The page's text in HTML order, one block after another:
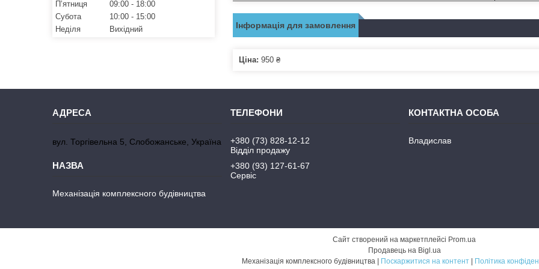
Інформація для замовлення
Ціна: 950 ₴
Пʼятниця
09:00
18:00
Субота
10:00
15:00
Неділя
Вихідний
вул. Торгівельна 5, Слобожанське, Україна
Механізація комплексного будівництва
+380 (73) 828-12-12
Відділ продажу
+380 (93) 127-61-67
Сервіс
Владислав
Сайт створений на маркетплейсі Prom.ua
Продавець на Bigl.ua
Механізація комплексного будівництва | Поскаржитися на контент | Політика